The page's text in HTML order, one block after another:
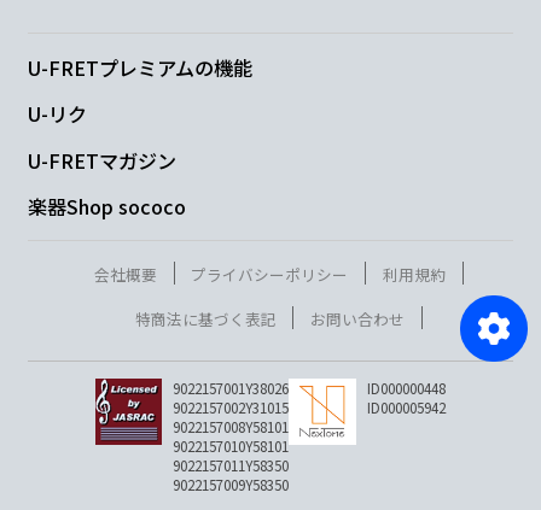
U-FRETプレミアムの機能
U-リク
U-FRETマガジン
楽器Shop sococo
会社概要 プライバシーポリシー
利用規約
特商法に基づく表記
お問い合わせ
9022157001Y38026
9022157002Y31015
9022157008Y58101
9022157010Y58101
9022157011Y58350
9022157009Y58350
ID000000448
ID000005942